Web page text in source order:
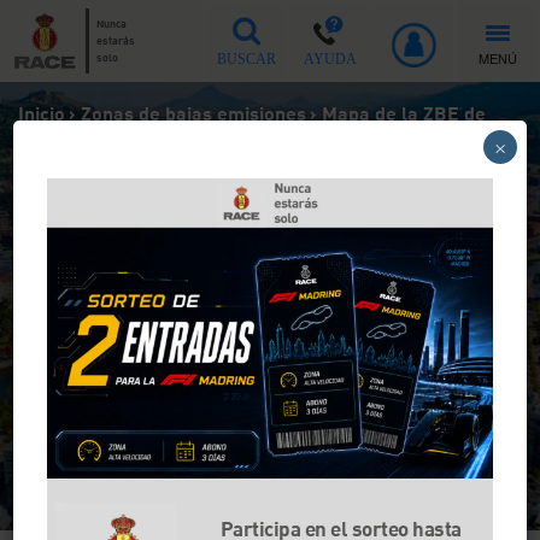
Nunca
estarás
solo
BUSCAR AYUDA MENÚ
Inicio >Zonas de bajas emisiones > Mapa de la ZBE de
Mapa de la ZBE de Bilbao
Desde el 15 de junio de 2024, la Zona de
Bajas Emisiones de Bilbao entra en vigor
Participa en el sorteo hasta
×